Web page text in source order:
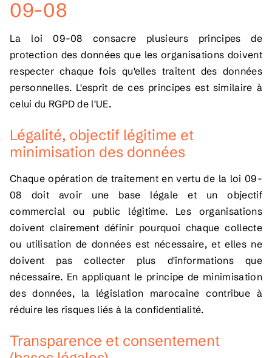
09-08
La loi 09-08 consacre plusieurs principes de
protection des données que les organisations doivent
respecter chaque fois qu'elles traitent des données
personnelles. L'esprit de ces principes est similaire à
celui du RGPD de l'UE.
Légalité, objectif légitime et
minimisation des données
Chaque opération de traitement en vertu de la loi 09-
08 doit avoir une base légale et un objectif
commercial ou public légitime. Les organisations
doivent clairement définir pourquoi chaque collecte
ou utilisation de données est nécessaire, et elles ne
doivent pas collecter plus d'informations que
nécessaire. En appliquant le principe de minimisation
des données, la législation marocaine contribue à
réduire les risques liés à la confidentialité.
Transparence et consentement